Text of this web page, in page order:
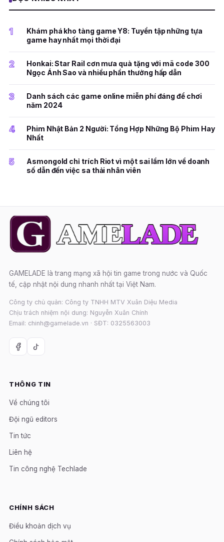
1
Khám phá kho tàng game Y8: Tuyển tập những tựa
game hay nhất mọi thời đại
2
Honkai: Star Rail cơn mưa quà tặng với mã code 300
Ngọc Ánh Sao và nhiều phần thưởng hấp dẫn
3
Danh sách các game online miễn phí đáng để chơi
năm 2024
4
Phim Nhật Bản 2 Người: Tổng Hợp Những Bộ Phim Hay
Nhất
5
Asmongold chỉ trích Riot vì một sai lầm lớn về doanh
số dẫn đến việc sa thải nhân viên
GAMELADE là trang mạng xã hội tin game trong nước và Quốc
tế, cập nhật nội dung nhanh nhất tại Việt Nam.
Công ty chủ quản: Công ty TNHH MTV Xuân Diệu Media
Chịu trách nhiệm nội dung: Nguyễn Xuân Chính
Email: chinh@gamelade.vn · SĐT: 0325563003
THÔNG TIN
Về chúng tôi
Đội ngũ editors
Tin tức
Liên hệ
Tin công nghệ Techlade
CHÍNH SÁCH
Điều khoản dịch vụ